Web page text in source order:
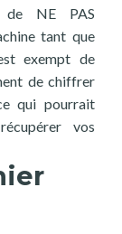
de NE PAS
tant que
exempt de
de chiffrer
qui pourrait
vos